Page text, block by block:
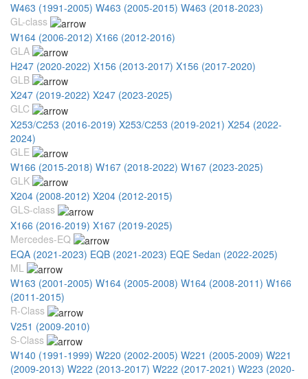
W463 (1991-2005) W463 (2005-2015) W463 (2018-2023)
GL-class
W164 (2006-2012) X166 (2012-2016)
GLA
H247 (2020-2022) X156 (2013-2017) X156 (2017-2020)
GLB
X247 (2019-2022) X247 (2023-2025)
GLC
X253/С253 (2016-2019) X253/С253 (2019-2021) X254 (2022-
2024)
GLE
W166 (2015-2018) W167 (2018-2022) W167 (2023-2025)
GLK
X204 (2008-2012) X204 (2012-2015)
GLS-class
X166 (2016-2019) X167 (2019-2025)
Mercedes-EQ
EQA (2021-2023) EQB (2021-2023) EQE Sedan (2022-2025)
ML
W163 (2001-2005) W164 (2005-2008) W164 (2008-2011) W166
(2011-2015)
R-Class
V251 (2009-2010)
S-Class
W140 (1991-1999) W220 (2002-2005) W221 (2005-2009) W221
(2009-2013) W222 (2013-2017) W222 (2017-2021) W223 (2020-